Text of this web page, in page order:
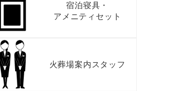
宿泊寝具・
アメニティセット
火葬場案内 スタッフ